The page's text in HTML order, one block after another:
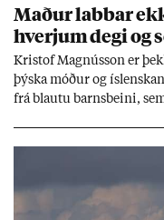
Mað­ur labb­ar
hverj­um degi og
Kri­stof Magnús­son er
þýska móð­ur og
frá blautu barns­beini,